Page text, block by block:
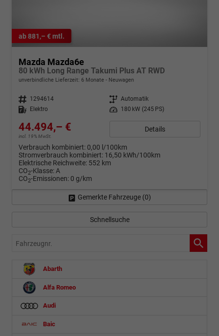
ab 881,– € mtl.
Mazda Mazda6e
80 kWh Long Range Takumi Plus AT RWD
unverbindliche Lieferzeit: 6 Monate Neuwagen
Fahrzeugnr. 1294614 Getriebe Automatik
Kraftstoff
Elektro Leistung 180 kW (245 PS)
44.494,– €
incl. 19% MwSt.
Details
Verbrauch kombiniert: 0,00 l/100km
Stromverbrauch kombiniert: 16,50 kWh/100km
Elektrische Reichweite: 552 km
CO2-Klasse:A
CO2-Emissionen: 0 g/km
Gemerkte Fahrzeuge (0)
Schnellsuche
Fahrzeugnr.
Abarth
Alfa Romeo
Audi
Baic